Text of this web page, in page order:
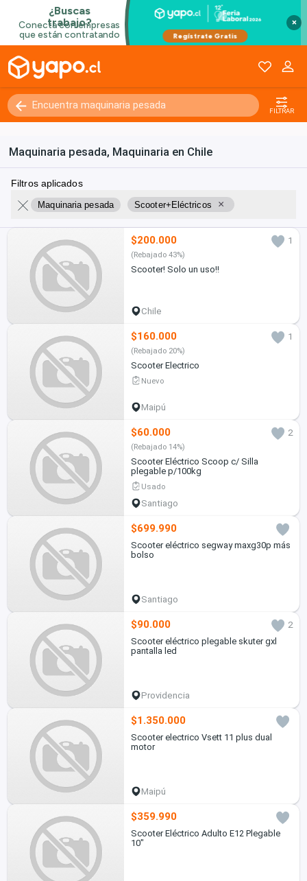
×
FILTRAR
Maquinaria pesada, Maquinaria en Chile
Filtros aplicados
Maquinaria pesada Scooter+Eléctricos ×
$200.000 1
(Rebajado 43%)
Scooter! Solo un uso!!
Chile
$160.000 1
(Rebajado 20%)
Scooter Electrico
Nuevo
Maipú
$60.000 2
(Rebajado 14%)
Scooter Eléctrico Scoop c/ Silla
plegable p/100kg
Usado
Santiago
$699.990
Scooter eléctrico segway maxg30p más
bolso
Santiago
$90.000
2
Scooter eléctrico plegable skuter gxl
pantalla led
Providencia
$1.350.000
Scooter electrico Vsett 11 plus dual
motor
Maipú
$359.990
Scooter Eléctrico Adulto E12 Plegable
10"